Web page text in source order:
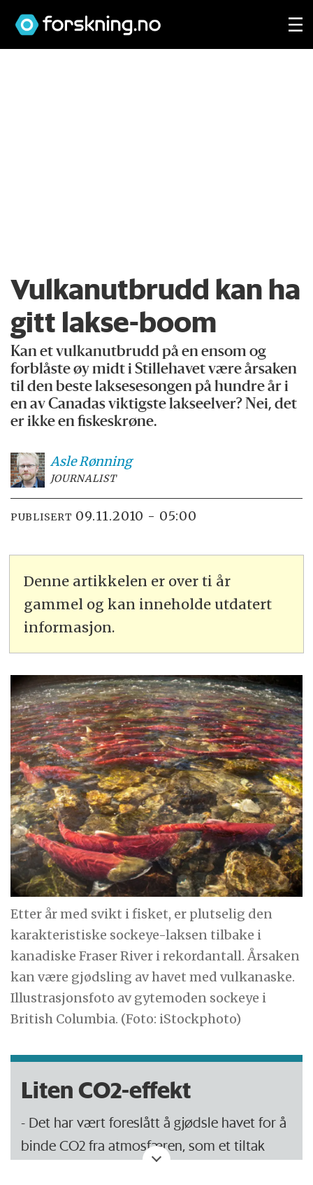
Vulkanutbrudd kan ha
gitt lakse-boom
Kan et vulkanutbrudd på en ensom og
forblåste øy midt i Stillehavet være årsaken
til den beste laksesesongen på hundre år i
en av Canadas viktigste lakseelver? Nei, det
er ikke en fiskeskrøne.
AsleRønning
JOURNALIST
PUBLISERT 09.11.2010 - 05:00
Denne artikkelen er over ti år
gammel og kan inneholde utdatert
informasjon.
Etter år med svikt i fisket, er plutselig den
karakteristiske sockeye-laksen tilbake i
kanadiske Fraser River i rekordantall. Årsaken
kan være gjødsling av havet med vulkanaske.
Illustrasjonsfoto av gytemoden sockeye i
British Columbia. (Foto: iStockphoto)
Liten CO2-effekt
- Det har vært foreslått å gjødsle havet for å
binde CO2 fra atmosfæren, som et tiltak